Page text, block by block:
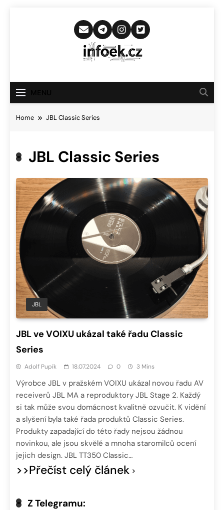
Infoek.cz
Novinkám
Home JBL Classic Series
JBL Classic Series
JBL
JBL ve VOIXU ukázal také řadu Classic
Series
Adolf Pupík 18.07.2024 0 3 Mins
Výrobce JBL v pražském VOIXU ukázal novou řadu AV
receiverů JBL MA a reproduktory JBL Stage 2. Každý
si tak může svou domácnost kvalitně ozvučit. K vidění
a slyšení byla také řada produktů Classic Series.
Produkty zapadající do této řady nejsou žádnou
novinkou, ale jsou skvělé a mnoha staromilců ocení
jejich design. JBL TT350 Classic…
>>Přečíst celý článek
Z Telegramu: